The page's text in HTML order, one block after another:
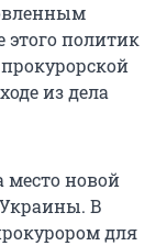
этого политик
из дела
место новой
В
для